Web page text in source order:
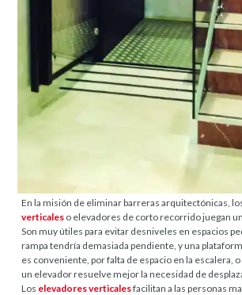
En la misión de eliminar barreras arquitectónicas,
verticales o elevadores de corto recorrido juegan
Son muy útiles para evitar desniveles en espacios
rampa tendría demasiada pendiente, y una
es conveniente, por falta de espacio en la escalera,
un elevador resuelve mejor la necesidad de
Los elevadores verticalesfacilitan a las personas